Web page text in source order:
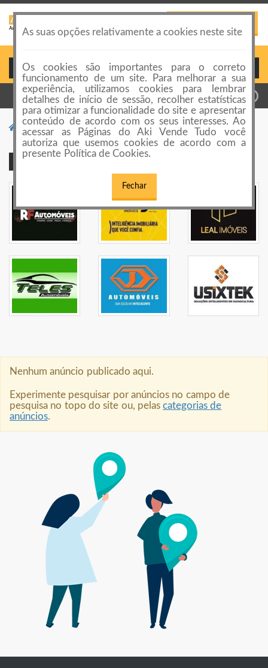
navigation
Login ou Cadastro
Suplementos Massa Muscular
Nenhum anúncio publicado aqui.
Experimente pesquisar por anúncios no campo de
pesquisa no topo do site ou, pelascategorias de
anúncios.
As suas opções relativamente a cookies neste site
Os cookies são importantes para o correto
funcionamento de um site. Para melhorar a sua
experiência, utilizamos cookies para lembrar
detalhes de início de sessão, recolher estatísticas
para otimizar a funcionalidade do site e apresentar
conteúdo de acordo com os seus interesses. Ao
acessar as Páginas do Aki Vende Tudo você
autoriza que usemos cookies de acordo com a
presente Política de Cookies.
Fechar